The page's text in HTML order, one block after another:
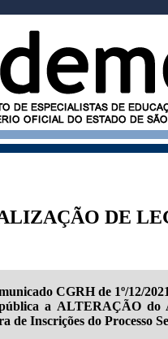
DE
CGRH de 1º/12/
a ALTERAÇÃO do
de Inscrições do Processo